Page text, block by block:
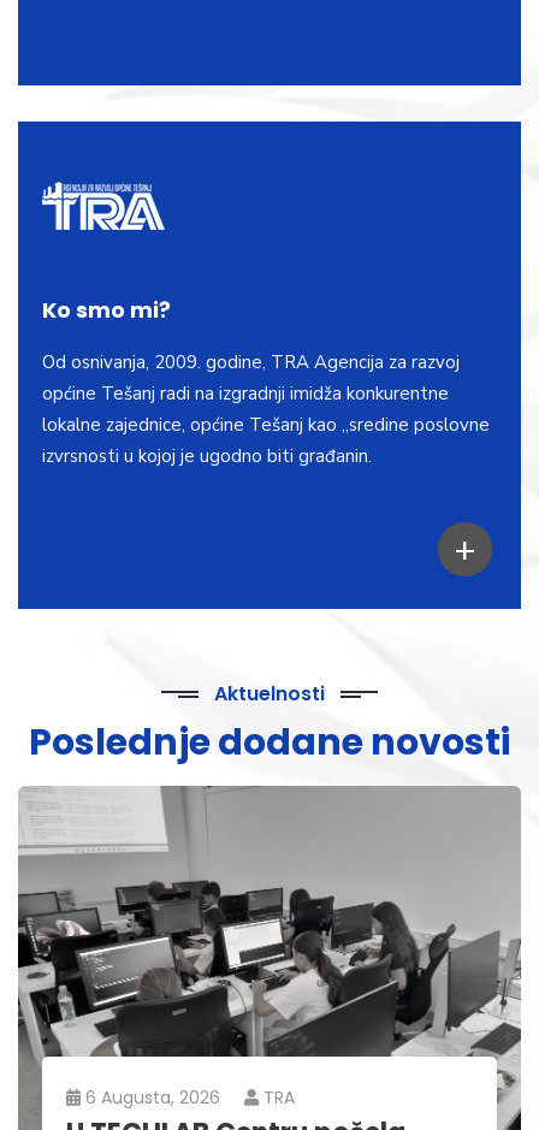
Ko smo mi?
Od osnivanja, 2009. godine, TRA Agencija za razvoj
općine Tešanj radi na izgradnji imidža konkurentne
lokalne zajednice, općine Tešanj kao „sredine poslovne
izvrsnosti u kojoj je ugodno biti građanin.
+
Aktuelnosti
Poslednje dodane novosti
6 Augusta, 2026 TRA